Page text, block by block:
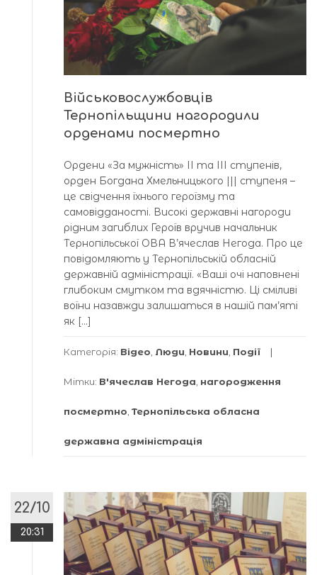
Військовослужбовців
Тернопільщини нагородили
орденами посмертно
Ордени «За мужність» ІІ та ІІІ ступенів,
орден Богдана Хмельницького ||| ступеня –
це свідчення їхнього героїзму та
самовідданості. Високі державні нагороди
рідним загиблих Героїв вручив начальник
Тернопільської ОВА В’ячеслав Негода. Про це
повідомляють у Тернопільській обласній
державній адміністрації. «Ваші очі наповнені
глибоким смутком та вдячністю. Ці сміливі
воїни назавжди залишаться в нашій пам’яті
як […]
Категорія: Відео, Люди, Новини, Події
Мітки: В'ячеслав Негода, нагородження
посмертно, Тернопільська обласна
державна адміністрація
22/10
20:31